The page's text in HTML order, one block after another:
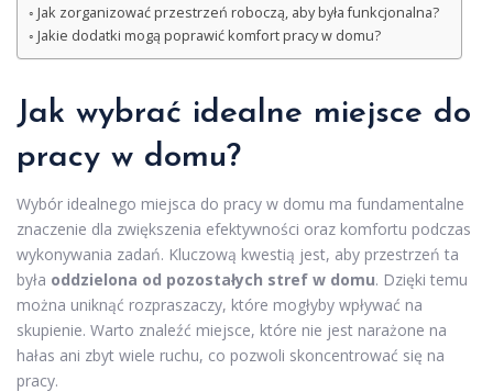
Jak zorganizować przestrzeń roboczą, aby była funkcjonalna?
Jakie dodatki mogą poprawić komfort pracy w domu?
Jak wybrać idealne miejsce do
pracy w domu?
Wybór idealnego miejsca do pracy w domu ma fundamentalne
znaczenie dla zwiększenia efektywności oraz komfortu podczas
wykonywania zadań. Kluczową kwestią jest, aby przestrzeń ta
była oddzielona od pozostałych stref w domu. Dzięki temu
można uniknąć rozpraszaczy, które mogłyby wpływać na
skupienie. Warto znaleźć miejsce, które nie jest narażone na
hałas ani zbyt wiele ruchu, co pozwoli skoncentrować się na
pracy.